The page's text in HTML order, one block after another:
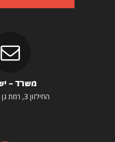
משרד –
החילזון 3, רמת גן 5252267